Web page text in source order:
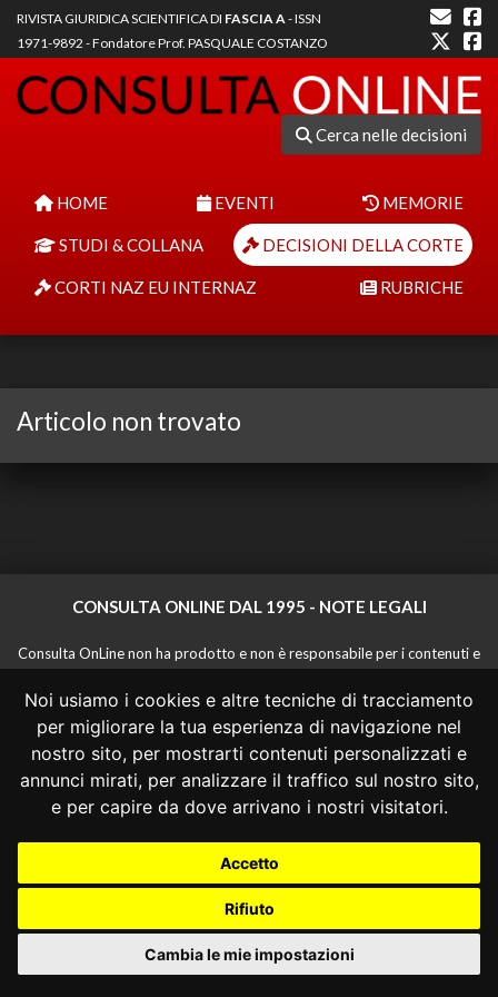
Noi usiamo i cookies e altre tecniche di tracciamento
per migliorare la tua esperienza di navigazione nel
nostro sito, per mostrarti contenuti personalizzati e
annunci mirati, per analizzare il traffico sul nostro sito,
e per capire da dove arrivano i nostri visitatori.
Accetto
Rifiuto
Cambia le mie impostazioni
RIVISTA GIURIDICA SCIENTIFICA DI FASCIA A- ISSN
1971-9892 - Fondatore Prof. PASQUALE COSTANZO
Cerca nelle decisioni
HOME EVENTI MEMORIE
STUDI & COLLANA DECISIONI DELLA CORTE
CORTI NAZ EU INTERNAZ RUBRICHE
Articolo non trovato
CONSULTA ONLINE DAL 1995 - NOTE LEGALI
Consulta OnLine non ha prodotto e non è responsabile per i contenuti e
le informazioni legali di siti collegati.
La consultazione di questi o del materiale contenuto nel sito non
costituisce una relazione di consulenza legale.
Nessuno deve confidare o agire in base alle informazioni disponibili in
questo sito senza una consulenza legale professionale.
info@giurcost.org| Giurisprudenza Costituzionale|